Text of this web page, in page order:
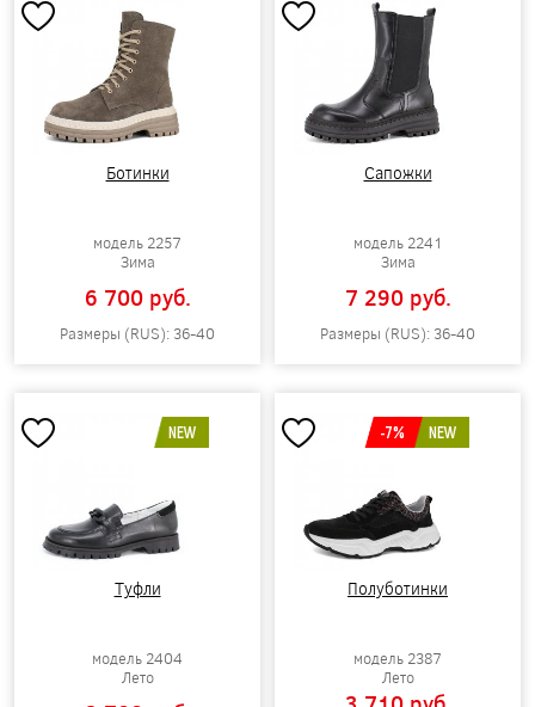
Ботинки
модель 2257
Зима
6 700 pуб.
Размеры (RUS): 36-40
Сапожки
модель 2241
Зима
7 290 pуб.
Размеры (RUS): 36-40
NEW
Туфли
модель 2404
Лето
-7% NEW
Полуботинки
модель 2387
Лето